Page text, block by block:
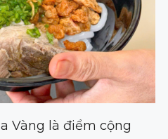
Vàng là điểm cộng